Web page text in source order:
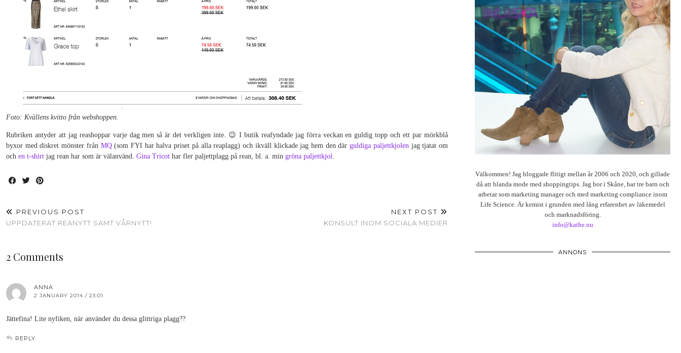
Foto: Kvällens kvitto från webshoppen.
Rubriken antyder att jag reashoppar varje dag men så är det verkligen inte. 😉 I butik reafyndade jag förra veckan en guldig topp och ett par mörkblå
byxor med diskret mönster från MQ(som FYI har halva priset på alla reaplagg) och ikväll klickade jag hem den därguldiga paljettkjolenjag tjatat om
och en t-shirt jag rean har som är välanvänd. Gina Tricot har fler paljettplagg på rean, bl. a. min gröna paljettkjol.
PREVIOUS POST
UPPDATERAT REANYTT SAMT VÅRNYTT!
NEXT POST
KONSULT INOM SOCIALA MEDIER
2 Comments
ANNA
2 JANUARY 2014 / 23:01
Jättefina! Lite nyfiken, när använder du dessa glittriga plagg??
REPLY
Välkommen! Jag bloggade flitigt mellan år 2006 och 2020, och gillade
då att blanda mode med shoppingtips. Jag bor i Skåne, har tre barn och
arbetar som marketing manager och med marketing compliance inom
Life Science. Är kemist i grunden med lång erfarenhet av läkemedel
och marknadsföring.
info@kathe.nu
ANNONS